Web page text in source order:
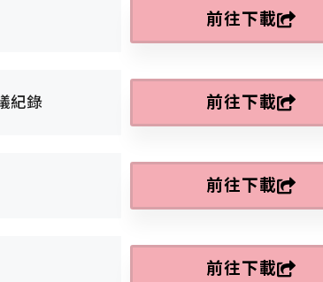
前往下載
紀錄 前往下載
前往下載
前往下載